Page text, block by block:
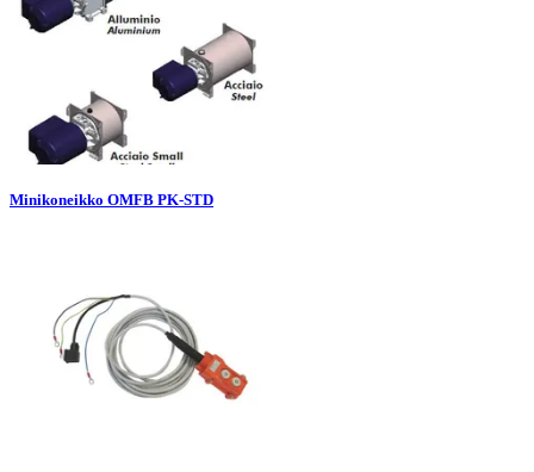
Minikoneikko OMFB PK-STD